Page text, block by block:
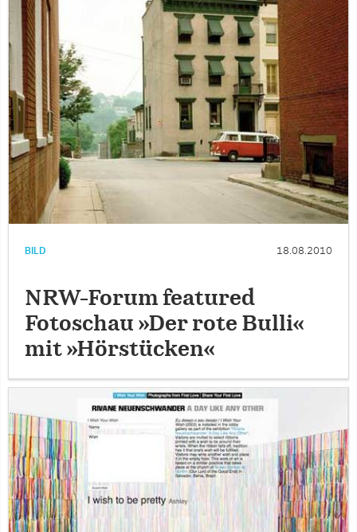
BILD 18.08.2010
NRW-Forum featured
Fotoschau »Der rote Bulli«
mit »Hörstücken«